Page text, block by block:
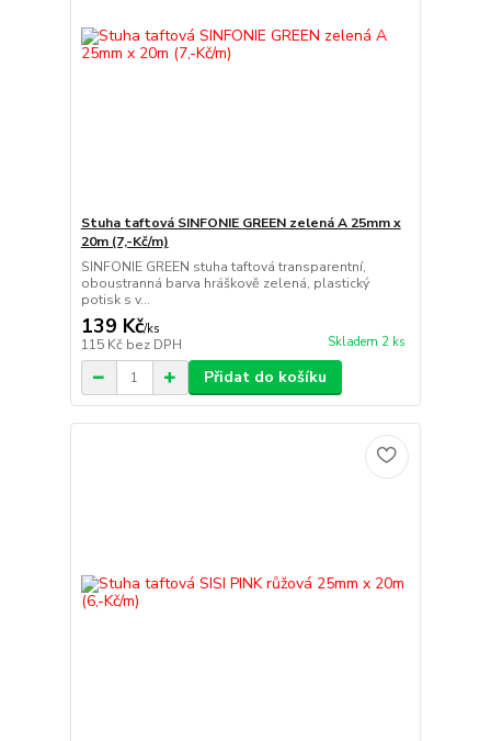
Stuha taftová SINFONIE GREEN zelená A 25mm x
20m (7,-Kč/m)
SINFONIE GREEN stuha taftová transparentní,
oboustranná barva hráškově zelená, plastický
potisk s v...
139 Kč/ks
115 Kč bez DPH Skladem 2 ks
Přidat do košíku